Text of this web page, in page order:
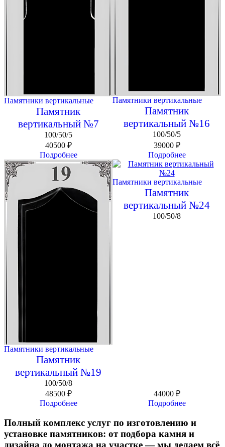
Памятники вертикальные
Памятник
вертикальный №7
100/50/5
40500 ₽
Подробнее
Памятники вертикальные
Памятник
вертикальный №16
100/50/5
39000 ₽
Подробнее
Памятники вертикальные
Памятник
вертикальный №19
100/50/8
48500 ₽
Подробнее
Памятники вертикальные
Памятник
вертикальный №24
100/50/8
44000 ₽
Подробнее
Полный комплекс услуг по изготовлению и
установке памятников: от подбора камня и
дизайна до монтажа на участке — мы делаем всё